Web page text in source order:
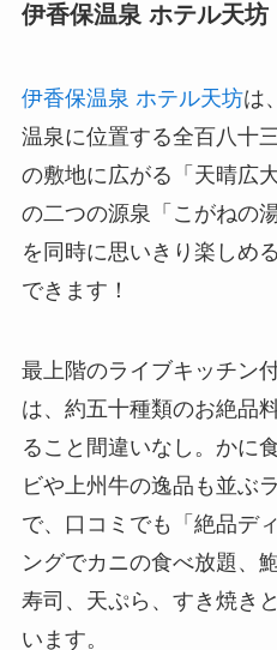
伊香保温泉 ホテル天坊
伊香保温泉 ホテル天坊は
温泉に位置する全百八十
の敷地に広がる「天晴広
の二つの源泉「こがねの
を同時に思いきり楽しめ
できます！
最上階のライブキッチン
は、約五十種類のお絶品
ること間違いなし。かに
ビや上州牛の逸品も並ぶ
で、口コミでも「絶品デ
ングでカニの食べ放題、
寿司、天ぷら、すき焼き
います。